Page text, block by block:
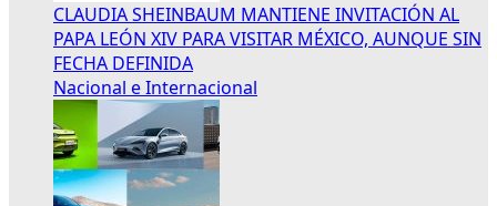
CLAUDIA SHEINBAUM MANTIENE INVITACIÓN AL
PAPA LEÓN XIV PARA VISITAR MÉXICO, AUNQUE SIN
FECHA DEFINIDA
Nacional e Internacional